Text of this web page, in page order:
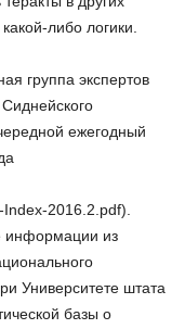
либо логики.
группа экспертов
ежегодный
2016.2.pdf).
информации из
Университете штата
базы о